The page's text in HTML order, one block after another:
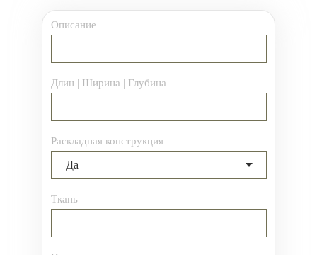
Описание
Длин | Ширина | Глубина
Раскладная конструкция
Ткань